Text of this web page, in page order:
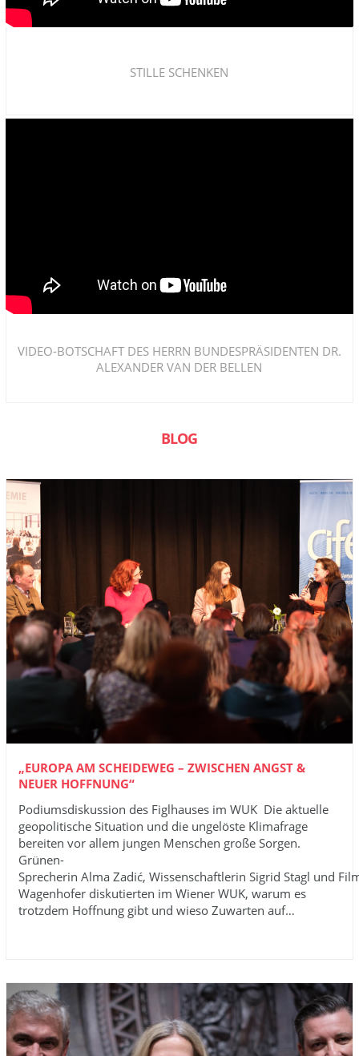
STILLE SCHENKEN
VIDEO-BOTSCHAFT DES HERRN BUNDESPRÄSIDENTEN DR.
ALEXANDER VAN DER BELLEN
BLOG
„EUROPA AM SCHEIDEWEG – ZWISCHEN ANGST &
NEUER HOFFNUNG“
Podiumsdiskussion des Figlhauses im WUK Die aktuelle
geopolitische Situation und die ungelöste Klimafrage
bereiten vor allem jungen Menschen große Sorgen.
Grünen-
Sprecherin Alma Zadić, Wissenschaftlerin Sigrid Stagl und
Wagenhofer diskutierten im Wiener WUK, warum es
trotzdem Hoffnung gibt und wieso Zuwarten auf…